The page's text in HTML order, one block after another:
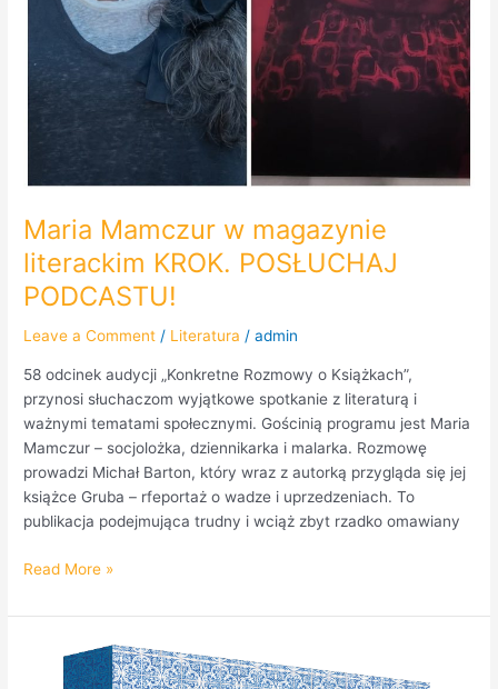
Maria Mamczur w magazynie
literackim KROK. POSŁUCHAJ
PODCASTU!
Leave a Comment / Literatura /admin
58 odcinek audycji „Konkretne Rozmowy o Książkach”,
przynosi słuchaczom wyjątkowe spotkanie z literaturą i
ważnymi tematami społecznymi. Gościnią programu jest Maria
Mamczur – socjolożka, dziennikarka i malarka. Rozmowę
prowadzi Michał Barton, który wraz z autorką przygląda się jej
książce Gruba – rfeportaż o wadze i uprzedzeniach. To
publikacja podejmująca trudny i wciąż zbyt rzadko omawiany
Read More »
Bittner,